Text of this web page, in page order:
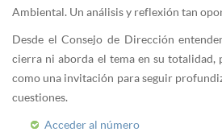
Ambiental. Un análisis y reflexión tan
Desde el Consejo de Dirección
cierra ni aborda el tema en su totalidad,
como una invitación para seguir
cuestiones.
Acceder al número